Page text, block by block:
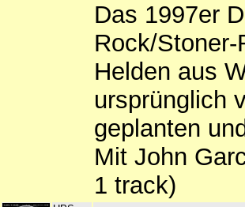
Das 1997er
Rock/
Helden aus
ursprünglich
geplanten
Mit John
1 track)